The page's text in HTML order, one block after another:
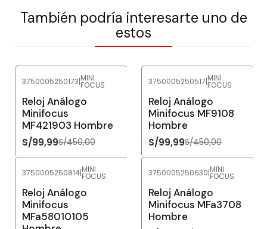
También podría interesarte uno de
estos
-78%OFF
3750005250173|MINI
FOCUS
Reloj Análogo
Minifocus
MF421903 Hombre
S/99,99S/450,00
-78%OFF
3750005250517|MINI
FOCUS
Reloj Análogo
Minifocus MF9108
Hombre
S/99,99S/450,00
-78%OFF
3750005250814|MINI
FOCUS
Reloj Análogo
Minifocus
MFa58010105
-78%OFF
3750005250630|MINI
FOCUS
Reloj Análogo
Minifocus MFa3708
Hombre